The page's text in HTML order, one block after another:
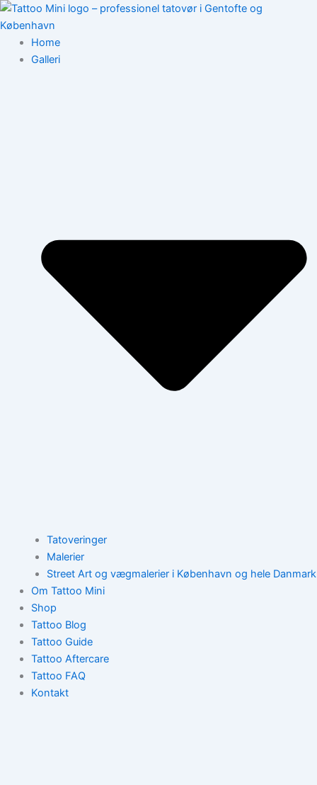
Gå
til
indholdetHome
Galleri
Tatoveringer
Malerier
Street Art og vægmalerier i København og hele Danmark
Om Tattoo Mini
Shop
Tattoo Blog
Tattoo Guide
Tattoo Aftercare
Tattoo FAQ
Kontakt